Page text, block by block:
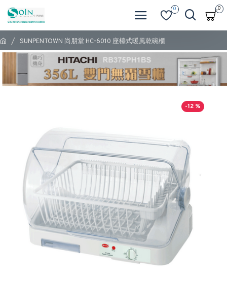
0 0
SUNPENTOWN 尚朋堂 HC-6010 座檯式暖風乾碗櫃
-12 %